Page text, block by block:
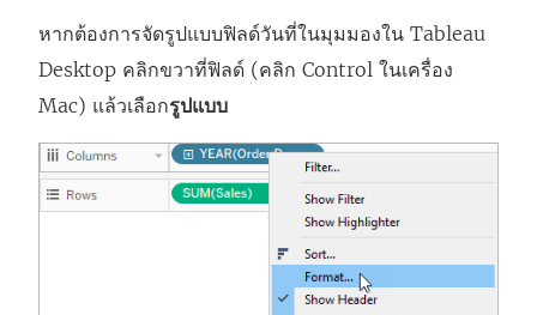
หากต้องการจัดรูปแบบฟิลด์วันที่ในมุมมองใน Tableau
Desktop คลิกขวาที่ฟิลด์ (คลิก Control ในเครื่อง
Mac) แล้วเลือกรูปแบบ